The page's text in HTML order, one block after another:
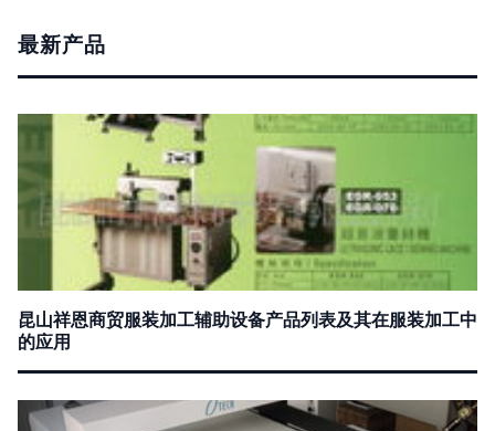
最新产品
昆山祥恩商贸服装加工辅助设备产品列表及其在服装加工中
的应用